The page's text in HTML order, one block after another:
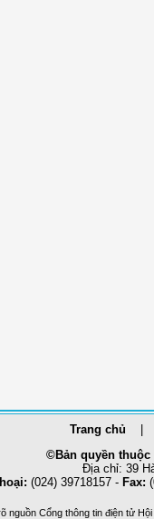
Trang chủ
©Bản quyền thuộc
Địa chỉ: 39
(024) 39718157 - Fax:
nguồn Cổng thông tin điện tử